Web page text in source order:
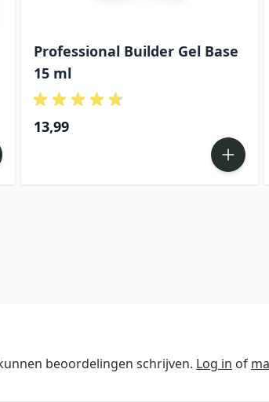
Professional Builder Gel Base
15 ml
13,99
beoordelingen schrijven. Log in of